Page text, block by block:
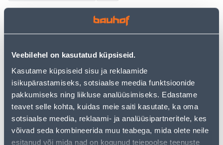
Veebilehel on kasutatud küpsiseid.
Kasutame küpsiseid sisu ja reklaamide
isikupärastamiseks, sotsiaalse meedia funktsioonide
pakkumiseks ning liikluse analüüsimiseks. Edastame
teavet selle kohta, kuidas meie saiti kasutate, ka oma
sotsiaalse meedia, reklaami- ja analüüsipartneritele, kes
võivad seda kombineerida muu teabega, mida olete neile
esitanud või mida nad on kogunud teiepoolse teenuste
• Ergonoomiline käepide narrega 12,5 mm (1/2").
• 14-päevane tagastusõigus.
Eeldatav kojuvedu 3,69 € al. 2-5 tööpäeva
Tarne pakiautomaati al. 2,29 € al. 2-5 tööpäeva
Poest kätte, alates 10.08.2026